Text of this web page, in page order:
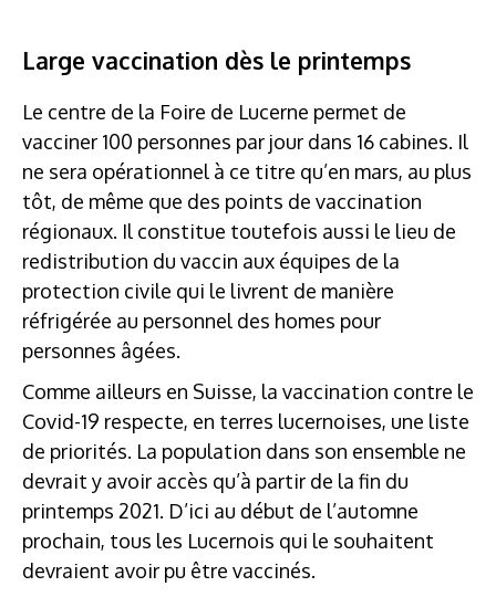
Large vaccination dès le printemps
Le centre de la Foire de Lucerne permet de
vacciner 100 personnes par jour dans 16 cabines. Il
ne sera opérationnel à ce titre qu’en mars, au plus
tôt, de même que des points de vaccination
régionaux. Il constitue toutefois aussi le lieu de
redistribution du vaccin aux équipes de la
protection civile qui le livrent de manière
réfrigérée au personnel des homes pour
personnes âgées.
Comme ailleurs en Suisse, la vaccination contre le
Covid-19 respecte, en terres lucernoises, une liste
de priorités. La population dans son ensemble ne
devrait y avoir accès qu’à partir de la fin du
printemps 2021. D’ici au début de l’automne
prochain, tous les Lucernois qui le souhaitent
devraient avoir pu être vaccinés.